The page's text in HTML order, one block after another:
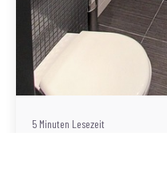
Geschrieben von
Redaktion
5 Minuten Lesezeit